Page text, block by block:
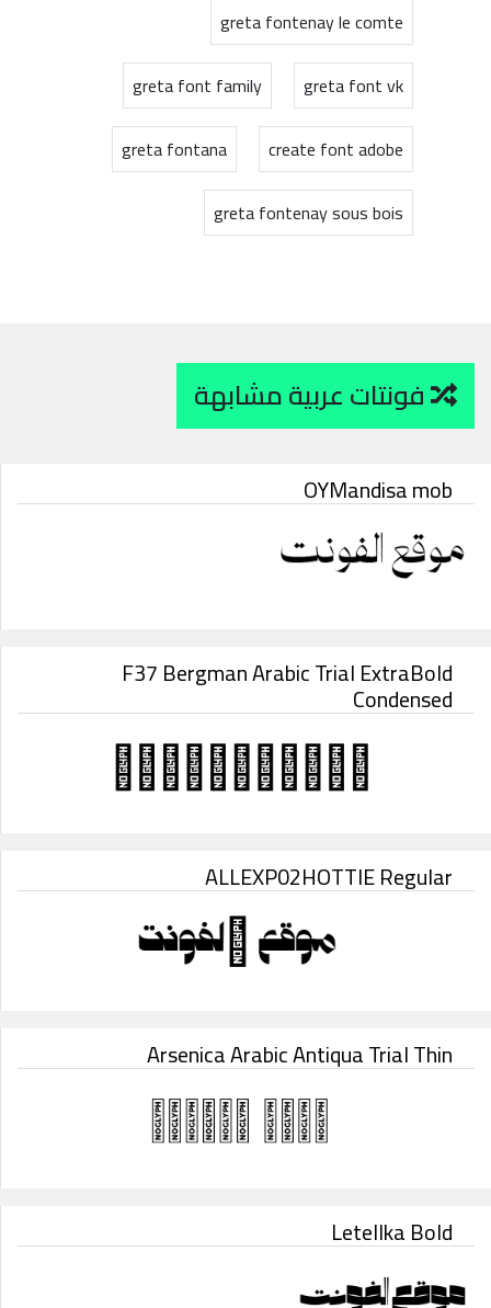
greta fontenay le comte
greta font vk
greta font family
create font adobe
greta fontana
greta fontenay sous bois
OYMandisa mob
F37 Bergman Arabic Trial ExtraBold
Condensed
ALLEXP02HOTTIE Regular
Arsenica Arabic Antiqua Trial Thin
Letellka Bold